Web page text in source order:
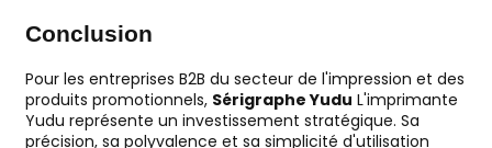
Conclusion
Pour les entreprises B2B du secteur de l'impression et des
produits promotionnels, Sérigraphe Yudu L'imprimante
Yudu représente un investissement stratégique. Sa
précision, sa polyvalence et sa simplicité d'utilisation